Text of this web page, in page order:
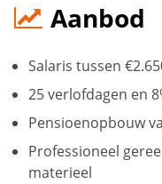
Aanbod
Salaris tussen
25 verlofdagen en
Pensioenopbouw
Professioneel
materieel